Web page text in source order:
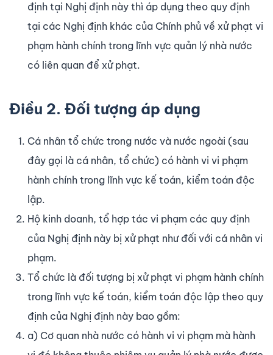
định tại Nghị định này thì áp dụng theo quy định
tại các Nghị định khác của Chính phủ về xử phạt vi
phạm hành chính trong lĩnh vực quản lý nhà nước
có liên quan để xử phạt.
Điều 2. Đối tượng áp dụng
Cá nhân tổ chức trong nước và nước ngoài (sau
đây gọi là cá nhân, tổ chức) có hành vi vi phạm
hành chính trong lĩnh vực kế toán, kiểm toán độc
lập.
Hộ kinh doanh, tổ hợp tác vi phạm các quy định
của Nghị định này bị xử phạt như đối với cá nhân vi
phạm.
Tổ chức là đối tượng bị xử phạt vi phạm hành chính
trong lĩnh vực kế toán, kiểm toán độc lập theo quy
định của Nghị định này bao gồm:
a) Cơ quan nhà nước có hành vi vi phạm mà hành